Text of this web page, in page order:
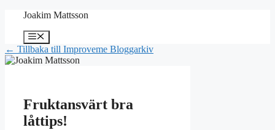
Hoppa
innehåll
Joakim Mattsson
Meny
← Tillbaka till Improveme Bloggarkiv
Fruktansvärt bra
låttips!